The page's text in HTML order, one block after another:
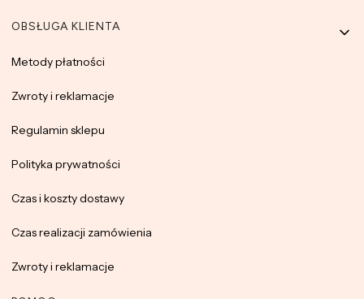
OBSŁUGA KLIENTA
Metody płatności
Zwroty i reklamacje
Regulamin sklepu
Polityka prywatności
Czas i koszty dostawy
Czas realizacji zamówienia
Zwroty i reklamacje